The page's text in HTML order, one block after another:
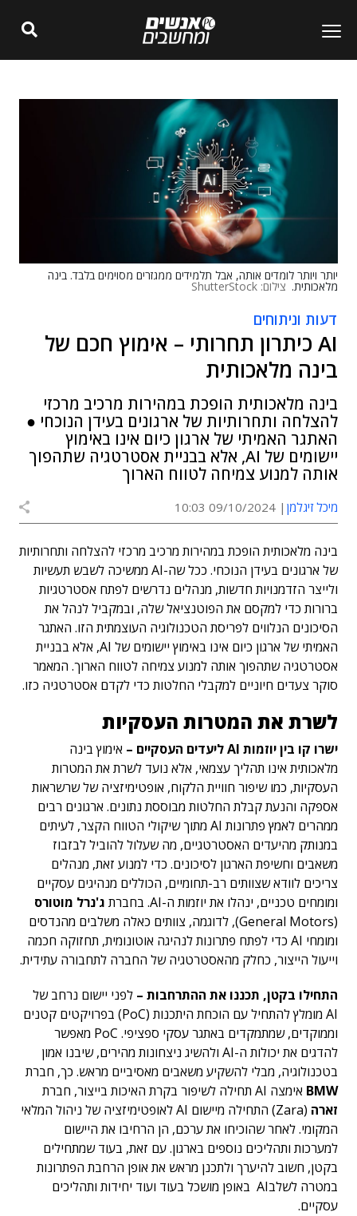
יותר ויותר לומדים אותה, אבל תלמידים ממגזרים מסוימים בלבד. בינה
מלאכותית. צילום: ShutterStock
דעות וניתוחים
AI כיתרון תחרותי – אימוץ חכם של
בינה מלאכותית
בינה מלאכותית הופכת במהירות מרכיב מרכזי
להצלחה ותחרותיות של ארגונים בעידן הנוכחי ●
האתגר האמיתי של ארגון כיום אינו באימוץ
יישומים של AI, אלא בבניית אסטרטגיה שתהפוך
אותה למנוע צמיחה לטווח הארוך
מיכל זיגלמן 09/10/2024 10:03
בינה מלאכותית הופכת במהירות מרכיב מרכזי להצלחה ותחרותיות
של ארגונים בעידן הנוכחי. ככל שה-AI ממשיכה לשבש תעשיות
ולייצר הזדמנויות חדשות, מנהלים נדרשים לפתח אסטרטגיות
ברורות כדי למקסם את הפוטנציאל שלה, ובמקביל לנהל את
הסיכונים הנלווים לפריסת הטכנולוגיה העוצמתית הזו. האתגר
האמיתי של ארגון כיום אינו באימוץ יישומים של AI, אלא בבניית
אסטרטגיה שתהפוך אותה למנוע צמיחה לטווח הארוך. המאמר
סוקר צעדים חיוניים למקבלי החלטות כדי לקדם אסטרטגיה כזו.
לשרת את המטרות העסקיות
ישרו קו בין יוזמות AIליעדים העסקיים – אימוץ בינה
מלאכותית אינו תהליך עצמאי, אלא נועד לשרת את המטרות
העסקיות, כמו שיפור חוויית הלקוח, אופטימיזציה של שרשראות
אספקה והנעת קבלת החלטות מבוססת נתונים. ארגונים רבים
ממהרים לאמץ פתרונות AI מתוך שיקולי הטווח הקצר, לעיתים
במנותק מהיעדים האסטרטגיים, מה שעלול להוביל לבזבוז
משאבים וחשיפת הארגון לסיכונים. כדי למנוע זאת, מנהלים
צריכים לוודא שצוותים רב-תחומיים, הכוללים מנהיגים עסקיים
ומומחים טכניים, ינהלו את יוזמות ה-AI. בחברת
ג'נרל מוטורס
(General Motors), לדוגמה, צוותים כאלה משלבים מהנדסים
ומומחי AI כדי לפתח פתרונות לנהיגה אוטונומית, תחזוקה חכמה
וייעול הייצור, כחלק מהאסטרטגיה של החברה לתחבורה עתידית.
התחילו בקטן, תכננו את ההתרחבות – לפני יישום נרחב של
AI מומלץ להתחיל עם הוכחת היתכנות (PoC) בפרויקטים קטנים
וממוקדים, שמתמקדים באתגר עסקי ספציפי. PoC מאפשר
להדגים את יכולות ה-AI ולהשיג ניצחונות מהירים, שיבנו אמון
בטכנולוגיה, מבלי להשקיע משאבים מאסיביים מראש. כך, חברת
BMW אימצה AI תחילה לשיפור בקרת האיכות בייצור, חברת
זארה
(Zara) התחילה מיישום AI לאופטימיזציה של ניהול המלאי
המקומי. לאחר שהוכיחו את ערכם, הן הרחיבו את היישום
למערכות ותהליכים נוספים בארגון. עם זאת, בעוד שמתחילים
בקטן, חשוב להיערך ולתכנן מראש את אופן הרחבת הפתרונות
במטרה לשלבAI באופן מושכל בעוד ועוד יחידות ותהליכים
עסקיים.